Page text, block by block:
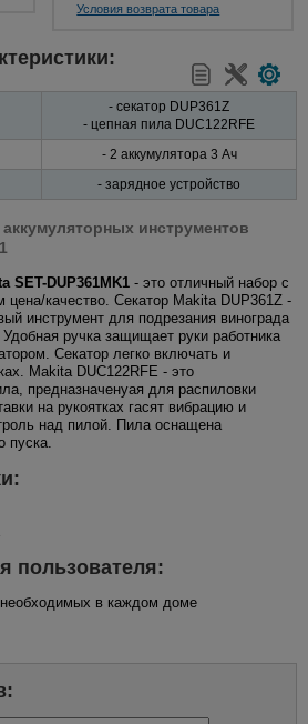
Условия возврата товара
- секатор DUP361Z
- цепная пила DUC122RFE
- 2 аккумулятора 3 Ач
- зарядное устройство
инструментов
SET-DUP361MK1 - это отличный набор с
качество. Секатор Makita DUP361Z -
инструмент для подрезания винограда
ручка защищает руки работника
Секатор легко включать и
Makita DUC122RFE - это
предназначенyая для распиловки
на рукоятках гасят вибрацию и
над пилой. Пила оснащена
пуска.
пользователя:
в каждом доме